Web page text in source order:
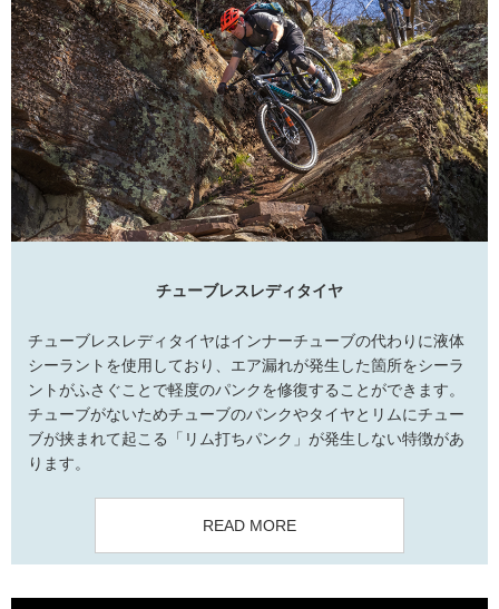
チューブレスレディタイヤ
チューブレスレディタイヤはインナーチューブの代わりに液体
シーラントを使用しており、エア漏れが発生した箇所をシーラ
ントがふさぐことで軽度のパンクを修復することができます。
チューブがないためチューブのパンクやタイヤとリムにチュー
ブが挟まれて起こる「リム打ちパンク」が発生しない特徴があ
ります。
READ MORE